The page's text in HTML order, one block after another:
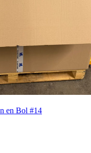
en Bol #14